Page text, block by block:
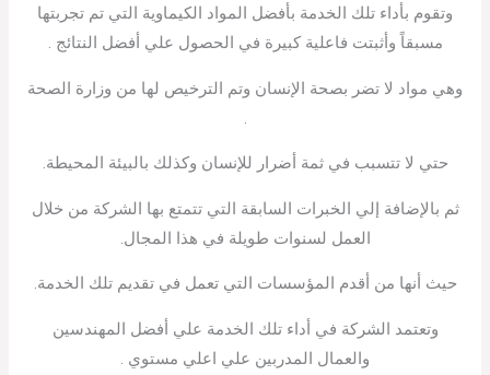
وتقوم بأداء تلك الخدمة بأفضل المواد الكيماوية التي تم تجربتها
مسبقاً وأثبتت فاعلية كبيرة في الحصول علي أفضل النتائج .
وهي مواد لا تضر بصحة الإنسان وتم الترخيص لها من وزارة الصحة
.
حتي لا تتسبب في ثمة أضرار للإنسان وكذلك بالبيئة المحيطة.
ثم بالإضافة إلي الخبرات السابقة التي تتمتع بها الشركة من خلال
العمل لسنوات طويلة في هذا المجال.
حيث أنها من أقدم المؤسسات التي تعمل في تقديم تلك الخدمة.
وتعتمد الشركة في أداء تلك الخدمة علي أفضل المهندسين
والعمال المدربين علي اعلي مستوي .